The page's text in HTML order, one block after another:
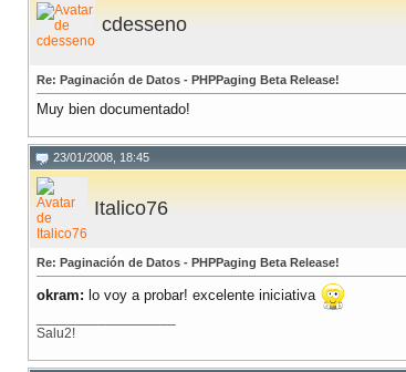
cdesseno
Re: Paginación de Datos - PHPPaging Beta Release!
Muy bien documentado!
23/01/2008, 18:45
Italico76
Re: Paginación de Datos - PHPPaging Beta Release!
okram: lo voy a probar! excelente iniciativa
Salu2!